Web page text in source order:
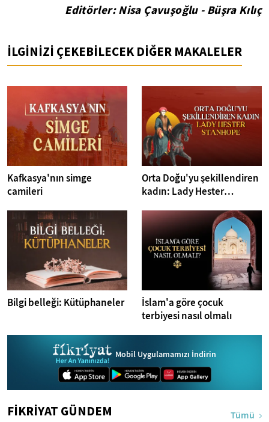
Editörler: Nisa Çavuşoğlu - Büşra Kılıç
İLGİNİZİ ÇEKEBİLECEK DİĞER MAKALELER
Kafkasya'nın simge
camileri
Orta Doğu'yu şekillendiren
kadın: Lady Hester
Bilgi belleği: Kütüphaneler
İslam'a göre çocuk
terbiyesi nasıl olmalı
Mobil Uygulamamızı İndirin
FİKRİYAT GÜNDEM Tümü